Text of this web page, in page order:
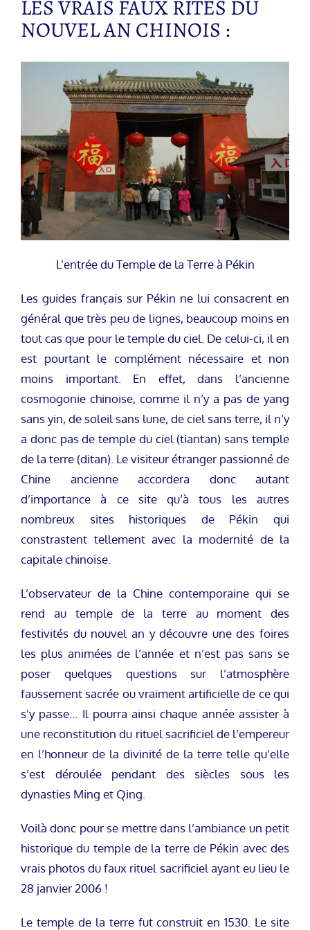
LES VRAIS FAUX RITES DU
NOUVEL AN CHINOIS :
L’entrée du Temple de la Terre à Pékin
Les guides français sur Pékin ne lui consacrent en
général que très peu de lignes, beaucoup moins en
tout cas que pour le temple du ciel. De celui-ci, il en
est pourtant le complément nécessaire et non
moins important. En effet, dans l’ancienne
cosmogonie chinoise, comme il n’y a pas de yang
sans yin, de soleil sans lune, de ciel sans terre, il n’y
a donc pas de temple du ciel (tiantan) sans temple
de la terre (ditan). Le visiteur étranger passionné de
Chine ancienne accordera donc autant
d’importance à ce site qu’à tous les autres
nombreux sites historiques de Pékin qui
constrastent tellement avec la modernité de la
capitale chinoise.
L’observateur de la Chine contemporaine qui se
rend au temple de la terre au moment des
festivités du nouvel an y découvre une des foires
les plus animées de l’année et n’est pas sans se
poser quelques questions sur l’atmosphère
faussement sacrée ou vraiment artificielle de ce qui
s’y passe… Il pourra ainsi chaque année assister à
une reconstitution du rituel sacrificiel de l’empereur
en l’honneur de la divinité de la terre telle qu’elle
s’est déroulée pendant des siècles sous les
dynasties Ming et Qing.
Voilà donc pour se mettre dans l’ambiance un petit
historique du temple de la terre de Pékin avec des
vrais photos du faux rituel sacrificiel ayant eu lieu le
28 janvier 2006 !
Le temple de la terre fut construit en 1530. Le site